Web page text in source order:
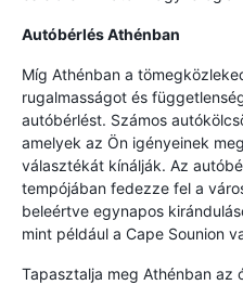
Autóbérlés Athénban
Míg Athénban a
rugalmasságot és
autóbérlést. Számos
amelyek az Ön igényeinek
választékát kínálják. Az
tempójában fedezze fel a
beleértve egynapos
mint például a Cape Sounion
Tapasztalja meg Athénban az